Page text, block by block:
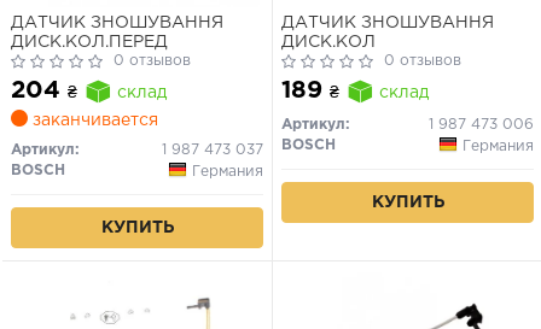
ДАТЧИК ЗНОШУВАННЯ
ДИСК.КОЛ.ПЕРЕД
0 отзывов
204 ₴
склад
заканчивается
Артикул:
1 987 473 037
BOSCH
Германия
КУПИТЬ
ДАТЧИК ЗНОШУВАННЯ
ДИСК.КОЛ
0 отзывов
189 ₴ склад
Артикул:
1 987 473 006
BOSCH
Германия
КУПИТЬ